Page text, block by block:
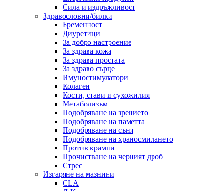
Сила и издръжливост
Здравословни/билки
Бременност
Диуретици
За добро настроение
За здрава кожа
За здрава простата
За здраво сърце
Имуностимулатори
Колаген
Кости, стави и сухожилия
Метаболизъм
Подобряване на зрението
Подобряване на паметта
Подобряване на съня
Подобряване на храносмилането
Против крампи
Прочистване на черният дроб
Стрес
Изгаряне на мазнини
CLA